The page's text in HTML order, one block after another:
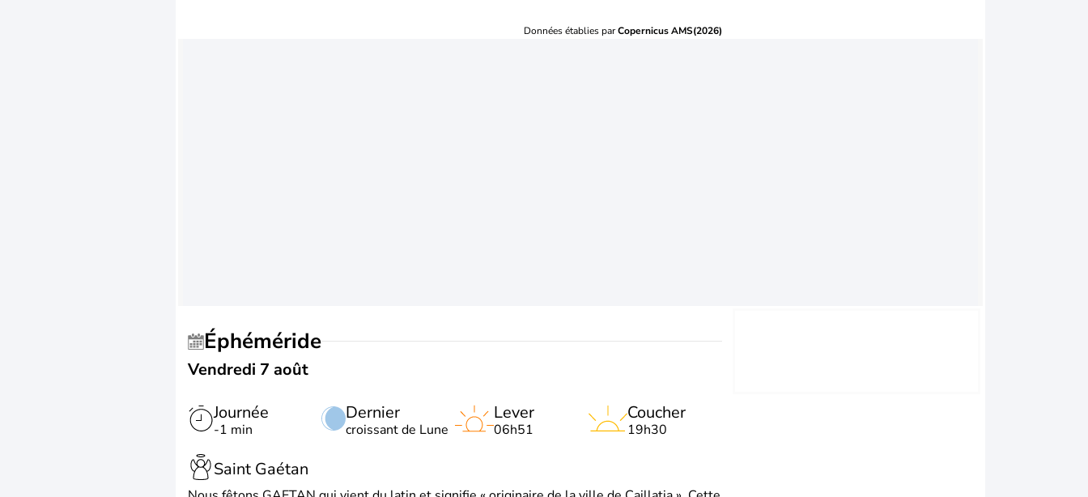
Données établies parCopernicus AMS(2026)
Éphéméride
Vendredi 7 août
Journée
-1 min
Dernier
croissant de Lune
Lever
06h51
Coucher
19h30
Saint Gaétan